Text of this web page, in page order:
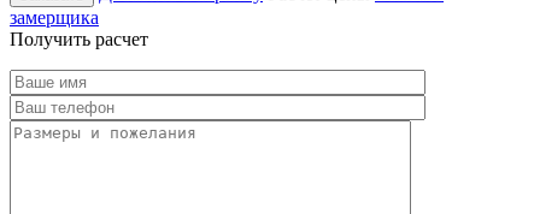
замерщика
Получить расчет